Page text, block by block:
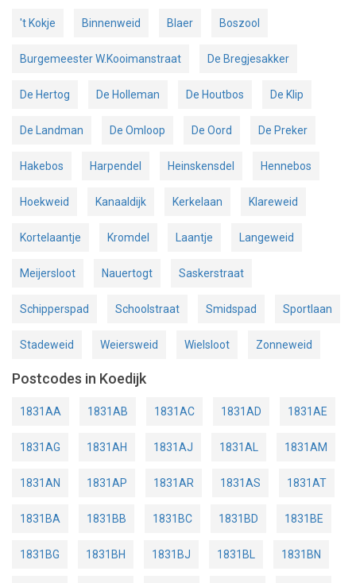
't Kokje Binnenweid Blaer Boszool
Burgemeester W.Kooimanstraat De Bregjesakker
De Hertog De Holleman De Houtbos De Klip
De Landman De Omloop De Oord De Preker
Hakebos Harpendel Heinskensdel Hennebos
Hoekweid Kanaaldijk Kerkelaan Klareweid
Kortelaantje Kromdel Laantje Langeweid
Meijersloot Nauertogt Saskerstraat
Schipperspad Schoolstraat Smidspad Sportlaan
Stadeweid Weiersweid Wielsloot Zonneweid
Postcodes in Koedijk
1831AA 1831AB 1831AC 1831AD 1831AE
1831AG 1831AH 1831AJ 1831AL 1831AM
1831AN 1831AP 1831AR 1831AS 1831AT
1831BA 1831BB 1831BC 1831BD 1831BE
1831BG 1831BH 1831BJ 1831BL 1831BN